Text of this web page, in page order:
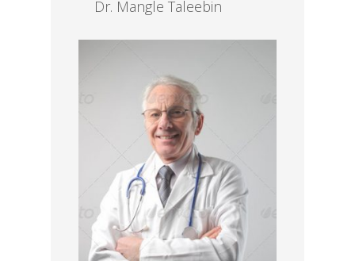
Dr. Mangle Taleebin